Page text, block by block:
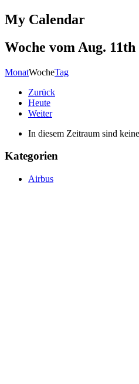
My Calendar
Woche vom Aug. 11th
MonatWocheTag
Zurück
Heute
Weiter
In diesem Zeitraum sind
Kategorien
Airbus